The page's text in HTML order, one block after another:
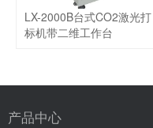
LX-2000B台式CO2激光打
标机带二维工作台
产品中心